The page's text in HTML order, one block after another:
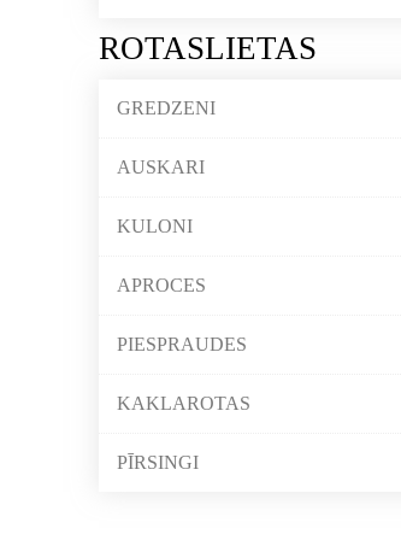
ROTASLIETAS
GREDZENI
AUSKARI
KULONI
APROCES
PIESPRAUDES
KAKLAROTAS
PĪRSINGI